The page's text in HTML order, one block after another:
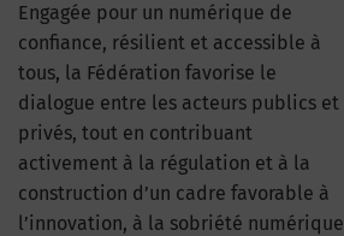
Engagée pour un numérique de
confiance, résilient et accessible à
tous, la Fédération favorise le
dialogue entre les acteurs publics et
privés, tout en contribuant
activement à la régulation et à la
construction d’un cadre favorable à
l’innovation, à la sobriété numérique